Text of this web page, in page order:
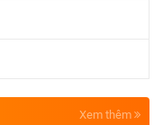
Xem thêm